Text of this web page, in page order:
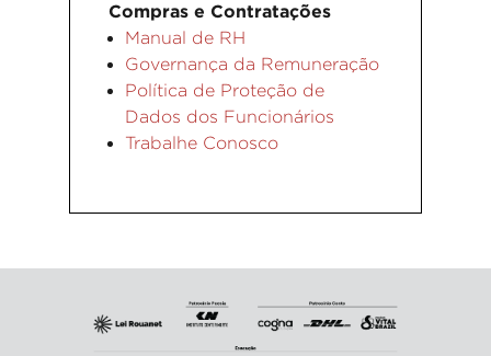
Compras e Contratações
Manual de RH
Governança da Remuneração
Política de Proteção de
Dados dos Funcionários
Trabalhe Conosco